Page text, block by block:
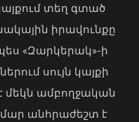
տեղ գտած
իրավունքը
«Զարկերակ»-ի
սույն կայքի
մեկն ամբողջական
անհրաժեշտ է